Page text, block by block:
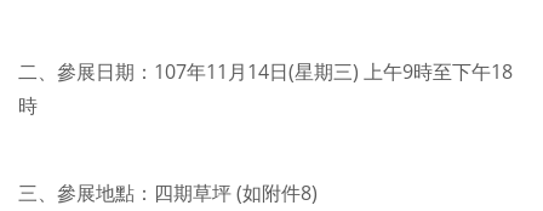
二、參展日期：107年11月14日(星期三) 上午9時至下午18
時
三、參展地點：四期草坪 (如附件8)